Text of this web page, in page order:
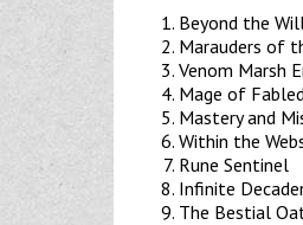
Beyond the
Marauders of
Venom Marsh
Mage of
Mastery and
Within the
Rune Sentinel
Infinite
The Bestial